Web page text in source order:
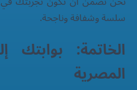
سلسة وشفافة وناجحة.
الخاتمة: بوابتك
المصرية